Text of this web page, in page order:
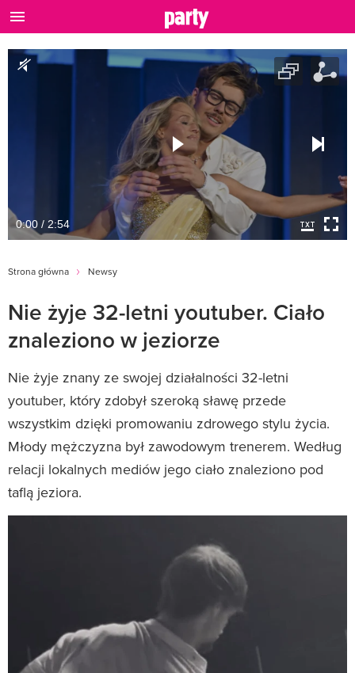
0:00 / 2:54
Strona główna Newsy
Nie żyje 32-letni youtuber. Ciało
znaleziono w jeziorze
Nie żyje znany ze swojej działalności 32-letni
youtuber, który zdobył szeroką sławę przede
wszystkim dzięki promowaniu zdrowego stylu życia.
Młody mężczyzna był zawodowym trenerem. Według
relacji lokalnych mediów jego ciało znaleziono pod
taflą jeziora.